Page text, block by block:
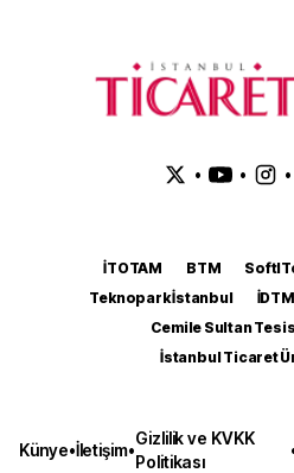
• • •
İTOTAM BTM
Teknopark İstanbul
Cemile Sultan
İstanbul Ticaret
Künye•İletişim•
Gizlilik ve KVKK
Politikası